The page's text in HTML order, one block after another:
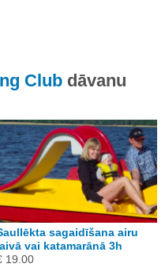
Club dāvanu
sagaidīšana airu
vai katamarānā 3h
19.00